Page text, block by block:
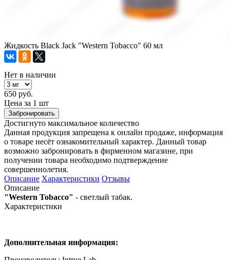
Жидкость Black Jack "Western Tobacco" 60 мл
Нет в наличии
650 руб.
Цена за 1 шт
Забронировать
Достигнуто максимальное количество
Данная продукция запрещена к онлайн продаже, информация
о товаре несёт ознакомительный характер. Данный товар
возможно забронировать в фирменном магазине, при
получении товара необходимо подтверждение
совершеннолетия.
Описание Характеристики Отзывы
Описание
"Western Tobacco" - светлый табак.
Характеристики
Дополнительная информация: